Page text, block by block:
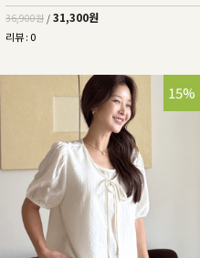
36,900원 / 31,300원
리뷰 : 0
15%